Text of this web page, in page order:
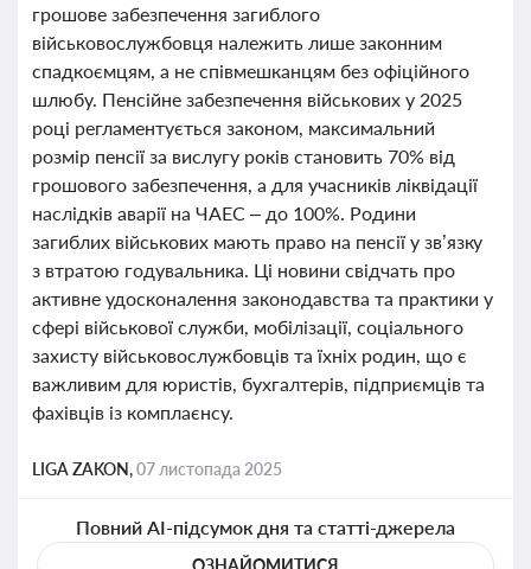
грошове забезпечення загиблого
військовослужбовця належить лише законним
спадкоємцям, а не співмешканцям без офіційного
шлюбу. Пенсійне забезпечення військових у 2025
році регламентується законом, максимальний
розмір пенсії за вислугу років становить 70% від
грошового забезпечення, а для учасників ліквідації
наслідків аварії на ЧАЕС – до 100%. Родини
загиблих військових мають право на пенсії у зв’язку
з втратою годувальника. Ці новини свідчать про
активне удосконалення законодавства та практики у
сфері військової служби, мобілізації, соціального
захисту військовослужбовців та їхніх родин, що є
важливим для юристів, бухгалтерів, підприємців та
фахівців із комплаєнсу.
LIGA ZAKON,07 листопада 2025
Повний AI-підсумок дня та статті-джерела
ОЗНАЙОМИТИСЯ